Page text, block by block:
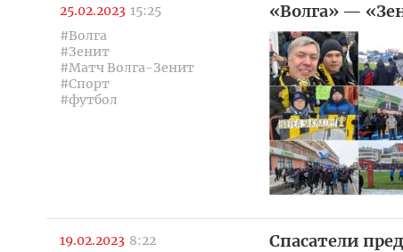
25.02.2023 15:25
#Волга
#Зенит
#Матч Волга-Зенит
#Спорт
#футбол
«Волга» —
19.02.2023 8:22
Спасатели